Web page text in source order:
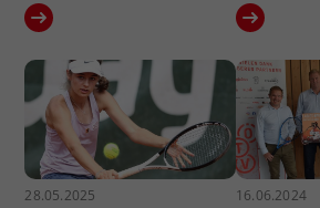
28.05.2025 16.06.2024